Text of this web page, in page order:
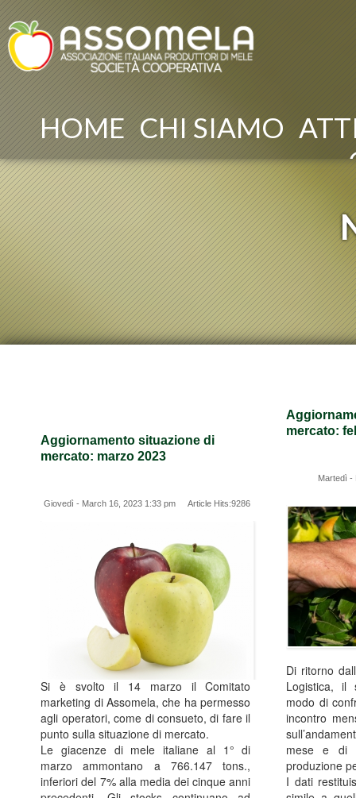
HOME CHI SIAMO
Aggiornamento situazione di
mercato: marzo 2023
Giovedì - March 16, 2023 1:33 pm Article Hits:9286
Si è svolto il 14 marzo il Comitato
marketing di Assomela, che ha permesso
agli operatori, come di consueto, di fare il
punto sulla situazione di mercato.
Le giacenze di mele italiane al 1° di
marzo ammontano a 766.147 tons.,
inferiori del 7% alla media dei cinque anni
mercato:
Martedì
Di ritorno
Logistica, il
modo di
incontro
mese e di
produzione
I dati